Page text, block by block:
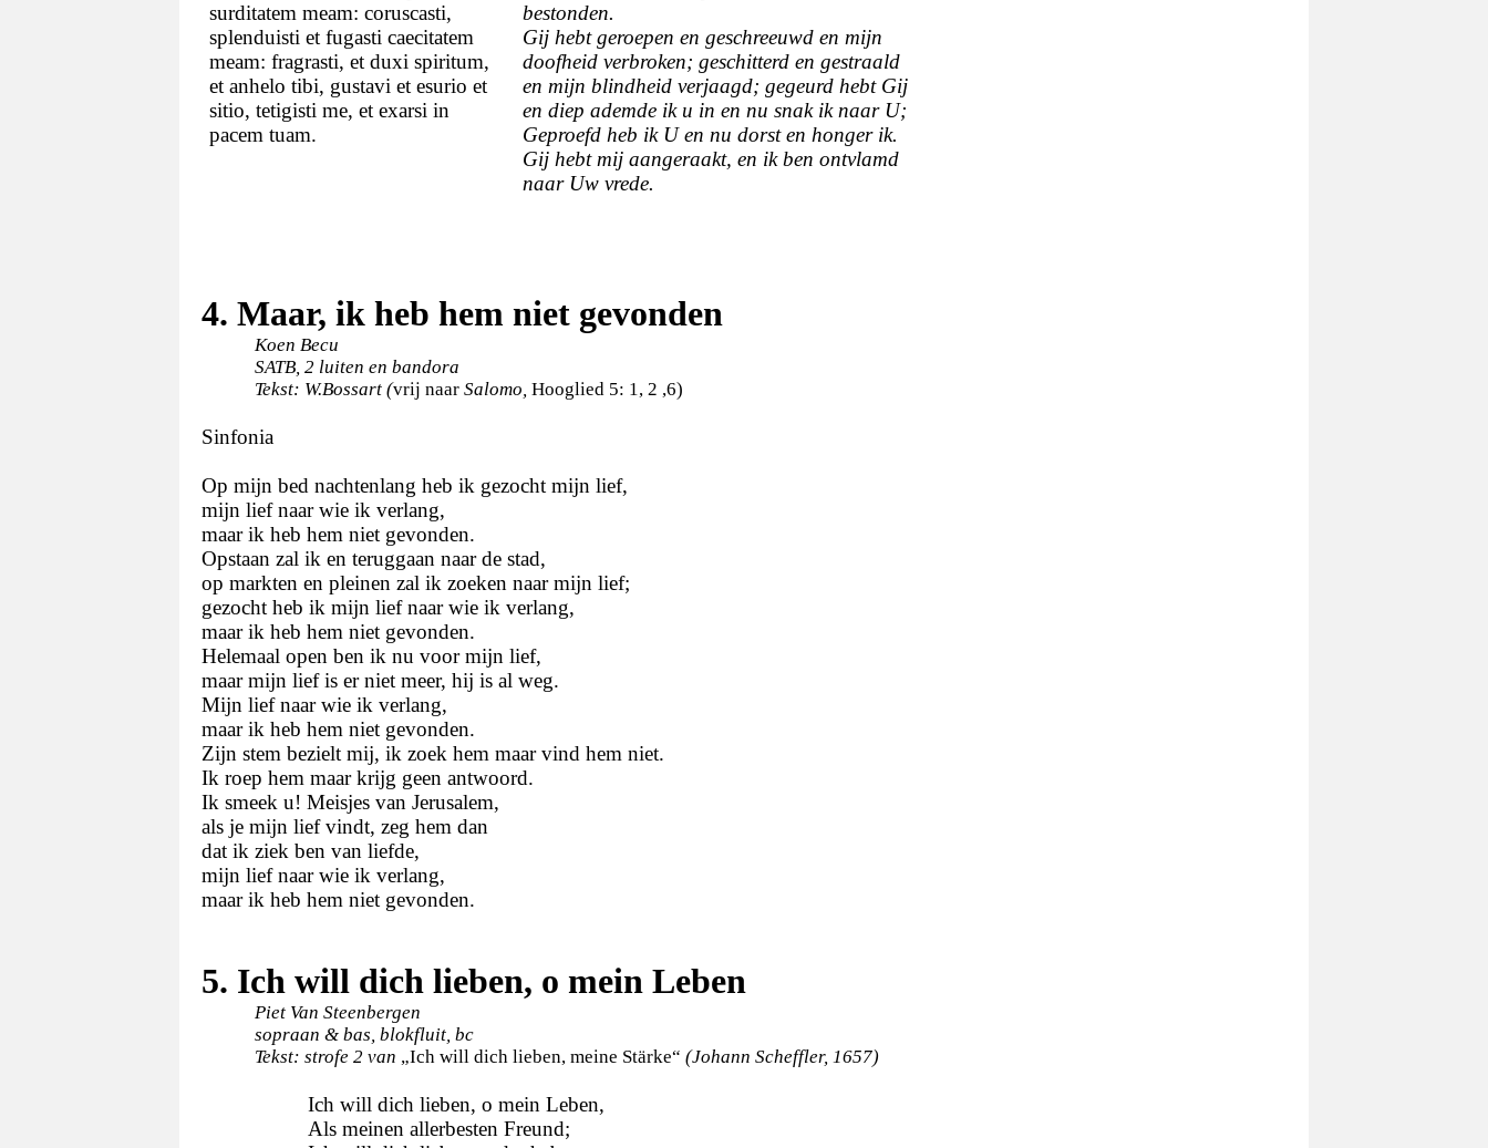
surditatem meam: coruscasti,
splenduisti et fugasti caecitatem
meam: fragrasti, et duxi spiritum,
et anhelo tibi, gustavi et esurio et
sitio, tetigisti me, et exarsi in
pacem tuam.
bestonden.
Gij hebt geroepen en geschreeuwd en mijn
doofheid ver­broken; geschitterd en gestraald
en mijn blindheid verjaagd; gegeurd hebt Gij
en diep ademde ik u in en nu snak ik naar U;
Geproefd heb ik U en nu dorst en honger ik.
Gij hebt mij aangeraakt, en ik ben ontvlamd
naar Uw vrede.
4. Maar, ik heb hem niet gevonden
Koen Becu
SATB, 2 luiten en bandora
Tekst: W.Bossart (vrij naar Salomo, Hooglied 5: 1, 2 ,6)
Sinfonia
Op mijn bed nachtenlang heb ik gezocht mijn lief,
mijn lief naar wie ik verlang,
maar ik heb hem niet gevonden.
Opstaan zal ik en teruggaan naar de stad,
op markten en pleinen zal ik zoeken naar mijn lief;
gezocht heb ik mijn lief naar wie ik verlang,
maar ik heb hem niet gevonden.
Helemaal open ben ik nu voor mijn lief,
maar mijn lief is er niet meer, hij is al weg.
Mijn lief naar wie ik verlang,
maar ik heb hem niet gevonden.
Zijn stem bezielt mij, ik zoek hem maar vind hem niet.
Ik roep hem maar krijg geen antwoord.
Ik smeek u! Meisjes van Jerusalem,
als je mijn lief vindt, zeg hem dan
dat ik ziek ben van liefde,
mijn lief naar wie ik verlang,
maar ik heb hem niet gevonden.
5. Ich will dich lieben, o mein Leben
Piet Van Steenbergen
sopraan & bas, blokfluit, bc
Tekst: strofe 2 van „Ich will dich lieben, meine Stärke“ (Johann Scheffler, 1657)
Ich will dich lieben, o mein Leben,
Als meinen allerbesten Freund;